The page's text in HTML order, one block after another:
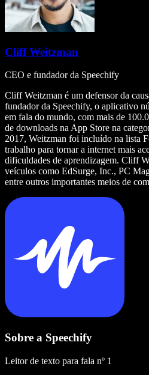
Cliff Weitzman
CEO e fundador da Speechify
Cliff Weitzman é um defensor da
fundador da Speechify, o aplicativo
em fala do mundo, com mais de
de downloads na App Store na
2017, Weitzman foi incluído na lista
trabalho para tornar a internet mais
dificuldades de aprendizagem. Cliff
veículos como EdSurge, Inc., PC
entre outros importantes meios de
Sobre a Speechify
Leitor de texto para fala nº 1